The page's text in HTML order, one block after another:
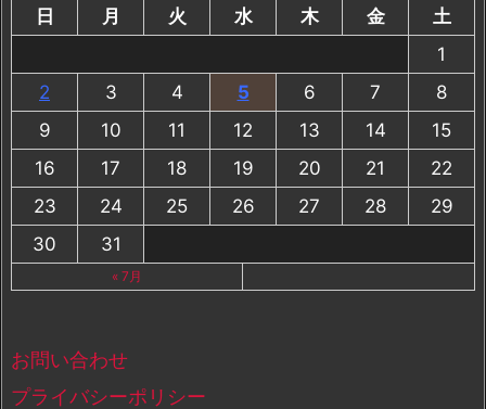
日
月 火 水 木 金
土
1
2
3 4 5 6 7
8
9
10 11 12 13 14
15
16
17 18 19 20 21
22
23
24 25 26 27 28
29
30
31
« 7月
お問い合わせ
プライバシーポリシー